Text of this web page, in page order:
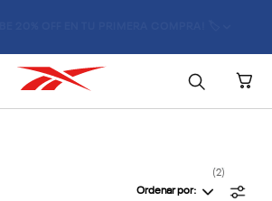
2
Ordenar por